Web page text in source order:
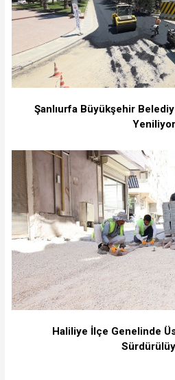
Şanlıurfa Büyükşehir
Yeniliyor
Haliliye İlçe Genelinde